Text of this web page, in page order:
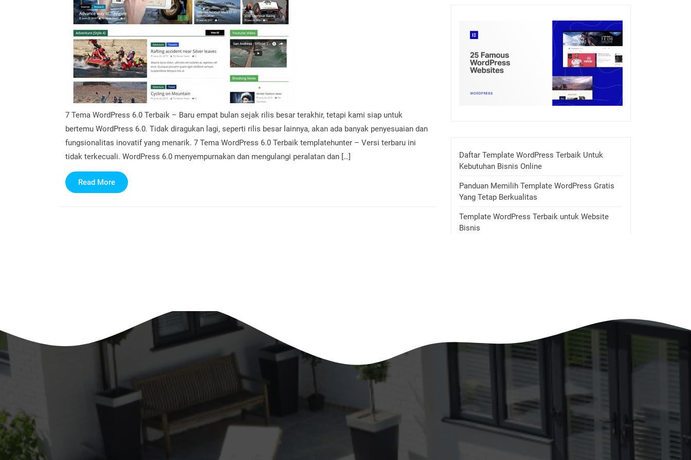
7 Tema WordPress 6.0 Terbaik – Baru empat bulan sejak rilis besar terakhir, tetapi kami siap untuk
bertemu WordPress 6.0. Tidak diragukan lagi, seperti rilis besar lainnya, akan ada banyak penyesuaian dan
fungsionalitas inovatif yang menarik. 7 Tema WordPress 6.0 Terbaik templatehunter – Versi terbaru ini
tidak terkecuali. WordPress 6.0 menyempurnakan dan mengulangi peralatan dan […]
Read MoreRead
More
Daftar Template WordPress Terbaik Untuk
Kebutuhan Bisnis Online
Panduan Memilih Template WordPress Gratis
Yang Tetap Berkualitas
Template WordPress Terbaik untuk Website
Bisnis